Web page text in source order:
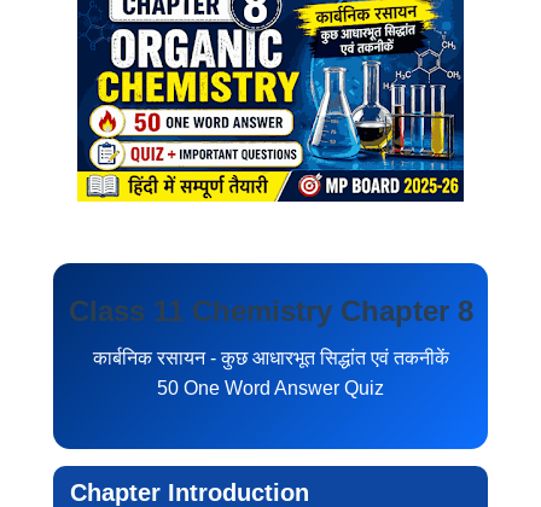
Class 11 Chemistry Chapter 8
कार्बनिक रसायन - कुछ आधारभूत सिद्धांत एवं तकनीकें
50 One Word Answer Quiz
Chapter Introduction